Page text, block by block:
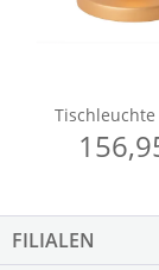
FILIALEN